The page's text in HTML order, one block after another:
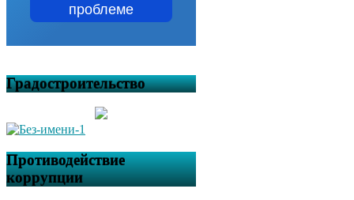
проблеме
Градостроительство
Противодействие
коррупции